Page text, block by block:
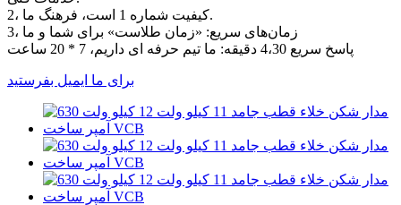
2، کیفیت شماره 1 است، فرهنگ ما.
3، زمان‌های سریع: «زمان طلاست» برای شما و ما
پاسخ سریع 4،30 دقیقه: ما تیم حرفه ای داریم، 7 * 20 ساعت
برای ما ایمیل بفرستید